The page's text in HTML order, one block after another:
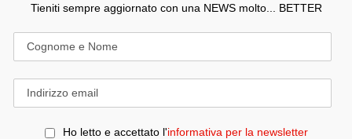
Tieniti sempre aggiornato con una NEWS molto... BETTER
Ho letto e accettato l'informativa per la newsletter